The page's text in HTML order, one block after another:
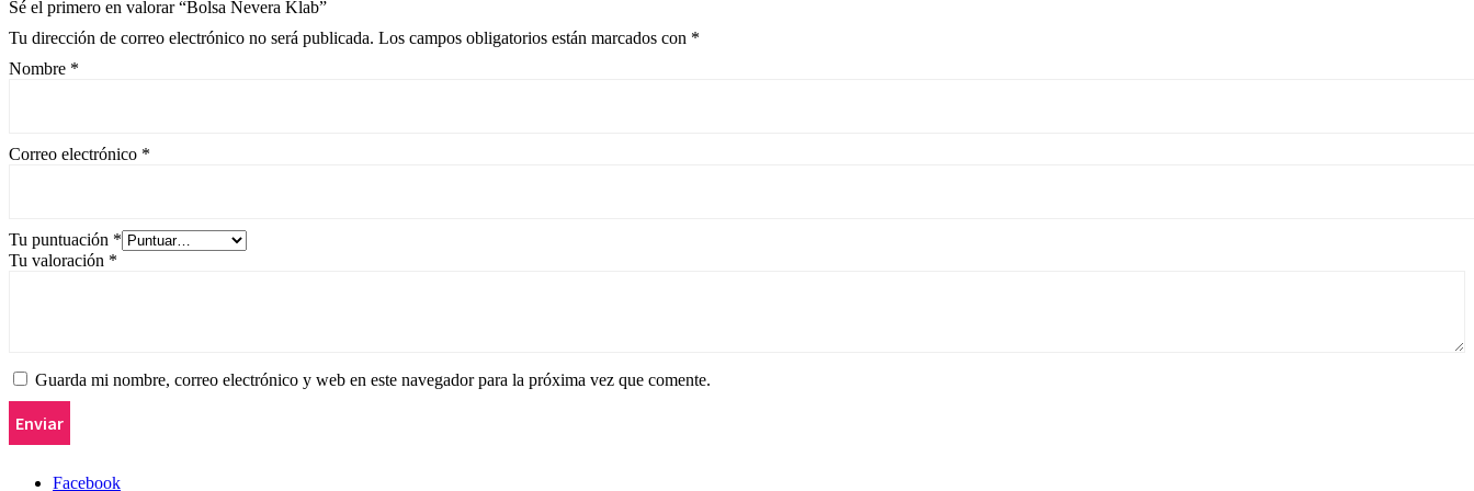
Sé el primero en valorar “Bolsa Nevera Klab”
Tu dirección de correo electrónico no será publicada. Los campos obligatorios están marcados con *
Tu puntuación *
Tu valoración *
Nombre *
Correo electrónico *
Guarda mi nombre, correo electrónico y web en este navegador para la próxima vez que comente.
Facebook